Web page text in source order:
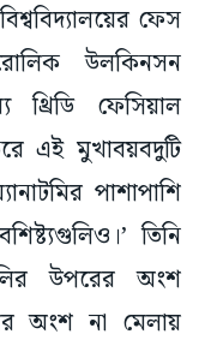
ফেস
উলকিনসন
থ্রিডি ফেসিয়াল
এই মুখাবয়বদুটি
পাশাপাশি
তিনি
উপরের অংশ
অংশ না মেলায়